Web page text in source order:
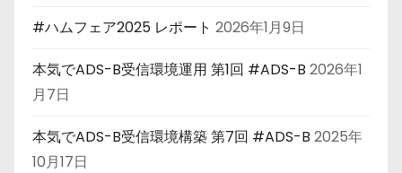
#ハムフェア2025 レポート 2026年1月9日
本気でADS-B受信環境運用 第1回 #ADS-B 2026年1
月7日
本気でADS-B受信環境構築 第7回 #ADS-B 2025年
10月17日